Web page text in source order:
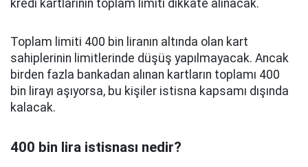
kredi kartlarının toplam limiti dikkate alınacak.
Toplam limiti 400 bin liranın altında olan kart
sahiplerinin limitlerinde düşüş yapılmayacak. Ancak
birden fazla bankadan alınan kartların toplamı 400
bin lirayı aşıyorsa, bu kişiler istisna kapsamı dışında
kalacak.
400 bin lira istisnası nedir?